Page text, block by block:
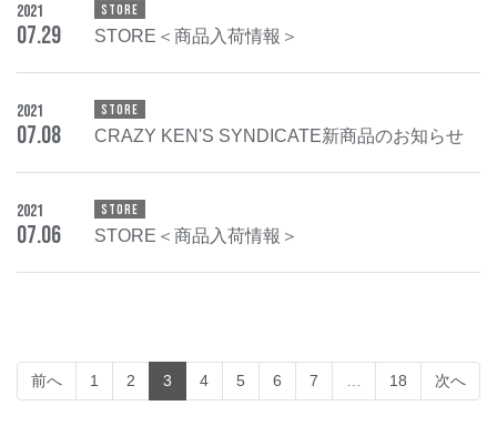
2021
07.29
STORE
STORE＜商品入荷情報＞
2021
07.08
STORE
CRAZY KEN'S SYNDICATE新商品のお知らせ
2021
07.06
STORE
STORE＜商品入荷情報＞
前へ 1 2 3 (current)
4 5 6 7 18 次へ